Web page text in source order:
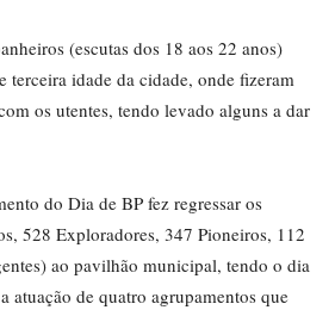
(escutas dos 18 aos 22 anos)
terceira idade da cidade, onde fizeram
os utentes, tendo levado alguns a dar
do Dia de BP fez regressar os
528 Exploradores, 347 Pioneiros, 112
ao pavilhão municipal, tendo o dia
atuação de quatro agrupamentos que